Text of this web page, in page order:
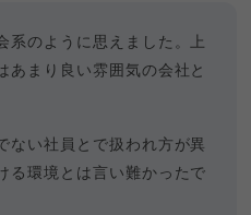
系のように思えました。上
あまり良い雰囲気の会社と
ない社員とで扱われ方が異
る環境とは言い難かったで